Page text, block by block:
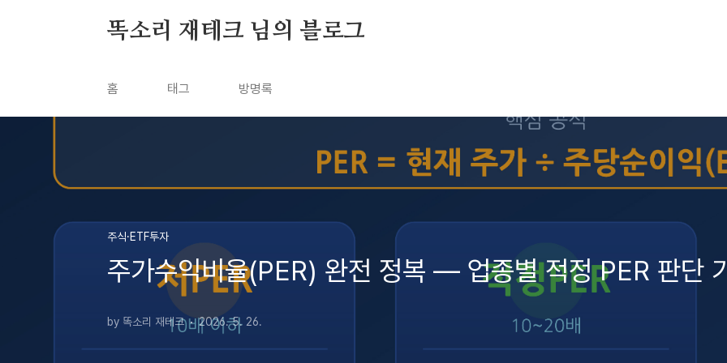
똑소리 재테크 님의 블로그
홈 태그 방명록
주식·ETF투자
주가수익비율(PER) 완전 정복 — 업종별 적정 PER 판단
by 똑소리 재테크 2026. 5. 26.